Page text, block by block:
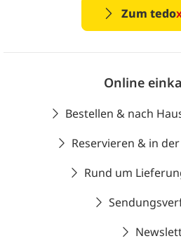
Zum tedo
Online
Bestellen & nach
Reservieren & in
Rund um